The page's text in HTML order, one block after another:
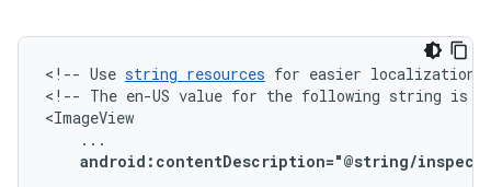
<!-- Use string resources for easier localization.
<!-- The en-US value for the following string is
android:contentDescription="@string/inspect"